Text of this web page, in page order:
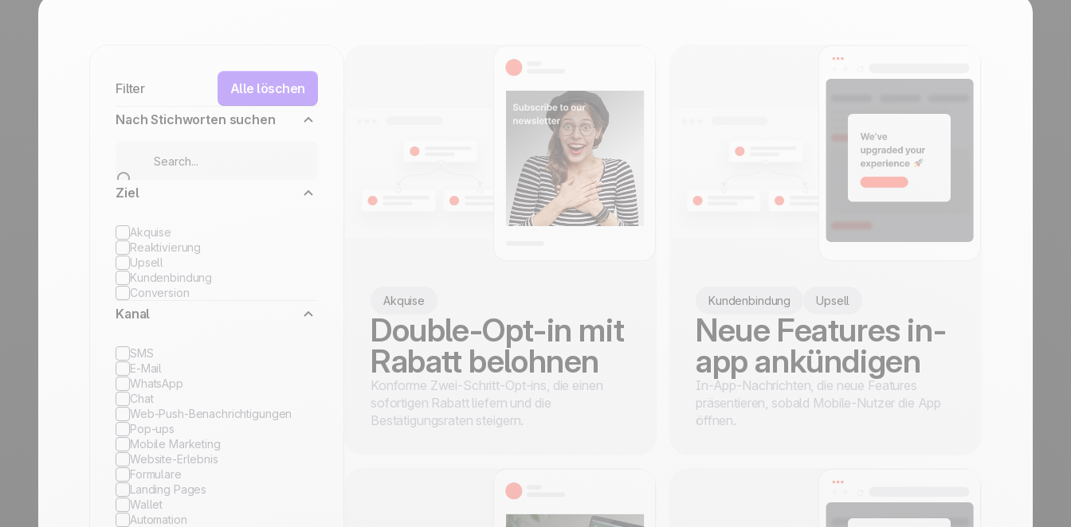
Filter
Alle löschen
Nach Stichworten suchen
Ziel
Akquise
Reaktivierung
Upsell
Kundenbindung
Conversion
Kanal
SMS
E-Mail
WhatsApp
Chat
Web-Push-Benachrichtigungen
Pop-ups
Mobile Marketing
Website-Erlebnis
Formulare
Landing Pages
Wallet
Automation
Akquise
Double-Opt-in mit
Rabatt belohnen
Konforme Zwei-Schritt-Opt-ins, die einen
sofortigen Rabatt liefern und die
Bestätigungsraten steigern.
Kundenbindung Upsell
Neue Features in-
app ankündigen
In-App-Nachrichten, die neue Features
präsentieren, sobald Mobile-Nutzer die App
öffnen.